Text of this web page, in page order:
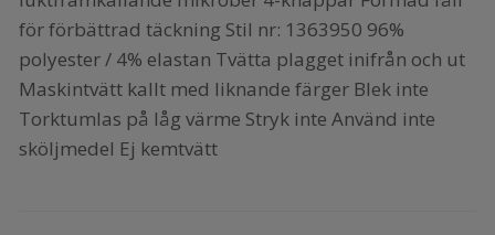
för förbättrad täckning Stil nr: 1363950 96%
polyester / 4% elastan Tvätta plagget inifrån och ut
Maskintvätt kallt med liknande färger Blek inte
Torktumlas på låg värme Stryk inte Använd inte
sköljmedel Ej kemtvätt